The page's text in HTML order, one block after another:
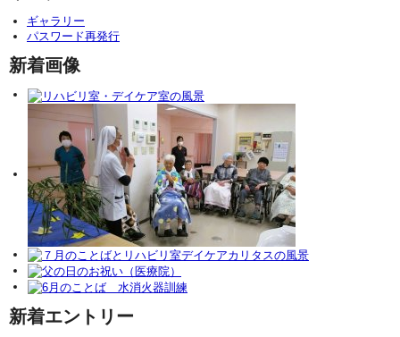
ギャラリー
パスワード再発行
新着画像
新着エントリー